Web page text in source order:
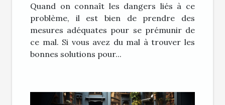
Quand on connaît les dangers liés à ce
problème, il est bien de prendre des
mesures adéquates pour se prémunir de
ce mal. Si vous avez du mal à trouver les
bonnes solutions pour...